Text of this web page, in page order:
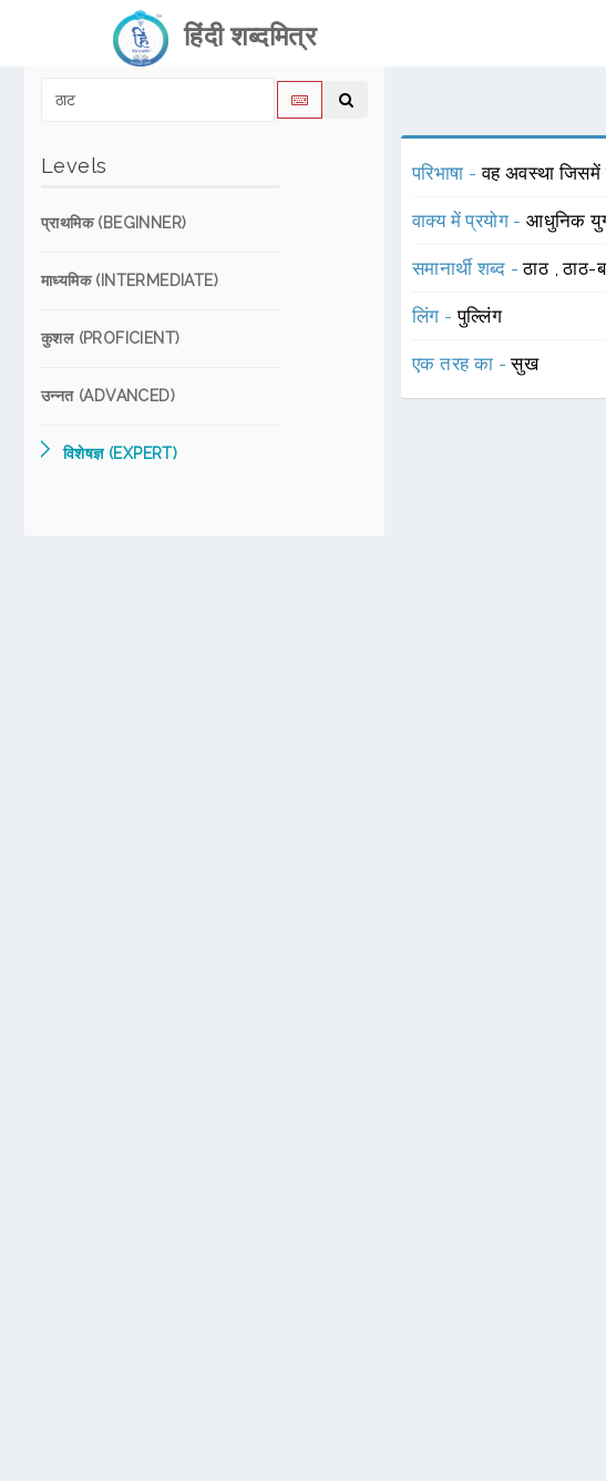
हिंदी शब्दमित्र
Levels
प्राथमिक (BEGINNER)
माध्यमिक (INTERMEDIATE)
कुशल (PROFICIENT)
उन्नत (ADVANCED)
विशेषज्ञ (EXPERT)
परिभाषा -वह अवस्था जिसमें
वाक्य में प्रयोग -आधुनिक युग
समानार्थी शब्द -ठाठ ,ठाठ-
लिंग -पुल्लिंग
एक तरह का -सुख